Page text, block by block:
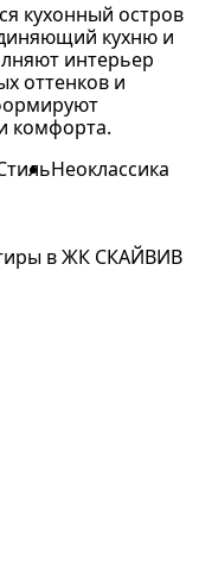
кухонный остров
кухню и
интерьер
оттенков и
комфорта.
Неоклассика